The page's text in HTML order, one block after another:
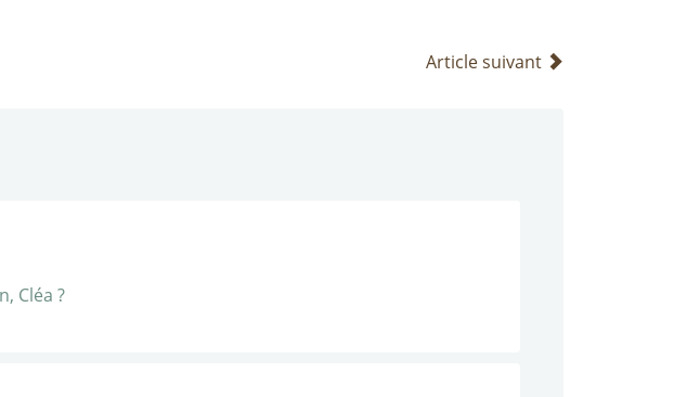
Article suivant
Cléa ?